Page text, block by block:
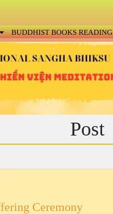
BUDDHIST BOOKS READING
Post
Ceremony